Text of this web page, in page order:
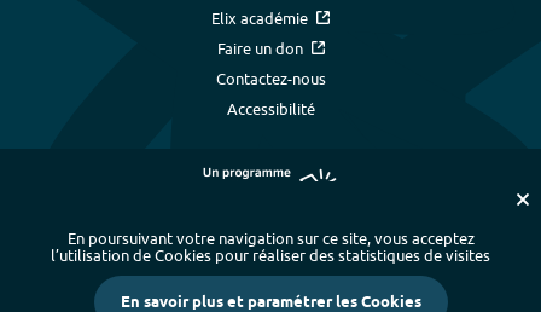
Elix académie
Faire un don
Contactez-nous
Accessibilité
Plan du site - Index alphabétique
-
Mentions légales et données personnelles
- Paramétrer les cookies
En poursuivant votre navigation sur ce site, vous acceptez
l’utilisation de Cookies pour réaliser des statistiques de visites
En savoir plus et paramétrer les Cookies